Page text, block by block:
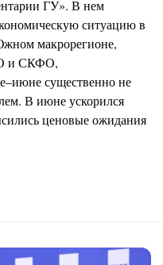
ГУ». В нем
ситуацию в
макрорегионе,
и СКФО,
существенно не
В июне ускорился
ценовые ожидания